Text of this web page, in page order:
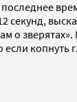
секунд,
о
если